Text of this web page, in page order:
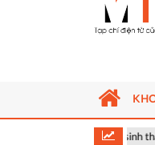
hệ sinh thái tài chính, đồng